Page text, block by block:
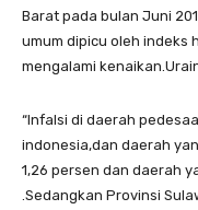
Barat pada bulan Juni
umum dipicu oleh indeks
mengalami
“Infalsi di daerah
indonesia,dan daerah
1,26 persen dan daerah
.Sedangkan Provinsi